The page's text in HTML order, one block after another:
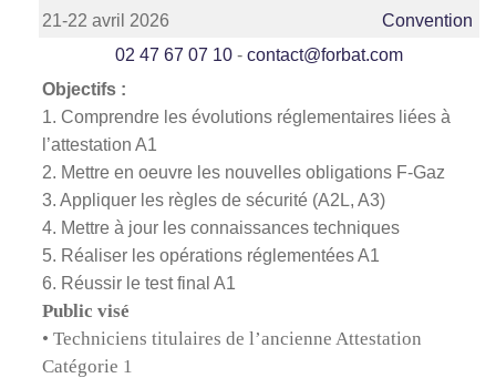
21-22 avril 2026
Convention
02 47 67 07 10 - contact@forbat.com
Objectifs :
1. Comprendre les évolutions réglementaires liées à
l’attestation A1
2. Mettre en oeuvre les nouvelles obligations F-Gaz
3. Appliquer les règles de sécurité (A2L, A3)
4. Mettre à jour les connaissances techniques
5. Réaliser les opérations réglementées A1
6. Réussir le test final A1
Public visé
• Techniciens titulaires de l’ancienne Attestation
Catégorie 1